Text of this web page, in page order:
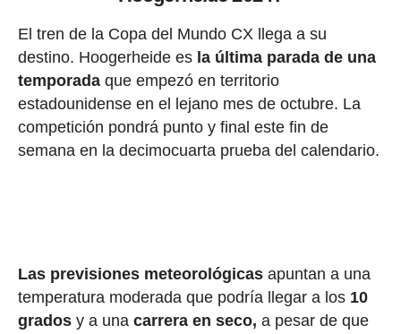
El tren de la Copa del Mundo CX llega a su
destino. Hoogerheide es la última parada de una
temporadaque empezó en territorio
estadounidense en el lejano mes de octubre. La
competición pondrá punto y final este fin de
semana en la decimocuarta prueba del calendario.
Las previsiones meteorológicasapuntan a una
temperatura moderada que podría llegar a los 10
gradosy a una carrera en seco, a pesar de que